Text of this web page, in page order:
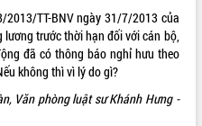
2013/TT-BNVngày 31/7/2013 của
trước thời hạn đối với cán bộ,
đã có thông báo nghỉ hưu theo
không thì vì lý do gì?
Văn phòng luật sư Khánh Hưng -